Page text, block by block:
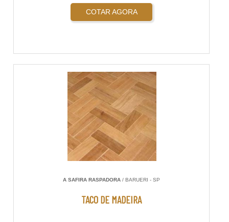
COTAR AGORA
A SAFIRA RASPADORA / BARUERI - SP
TACO DE MADEIRA